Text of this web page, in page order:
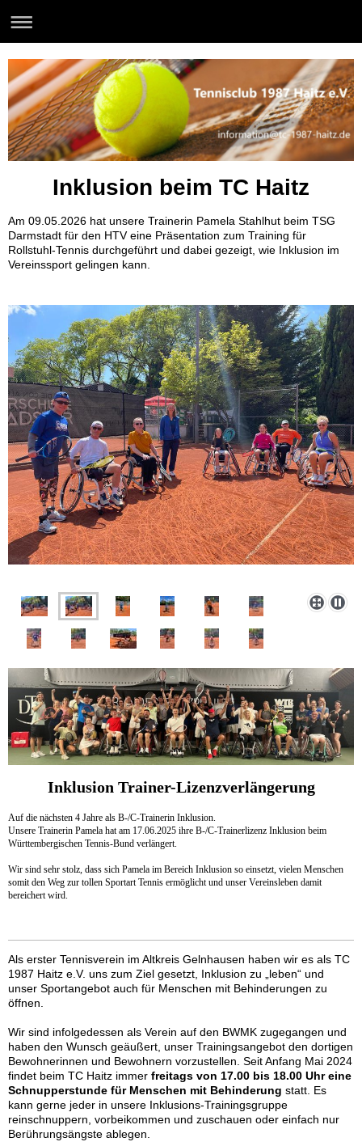
Inklusion beim TC Haitz
Am 09.05.2026 hat unsere Trainerin Pamela Stahlhut beim TSG
Darmstadt für den HTV eine Präsentation zum Training für
Rollstuhl-Tennis durchgeführt und dabei gezeigt, wie Inklusion im
Vereinssport gelingen kann.
Inklusion Trainer-Lizenzverlängerung
Auf die nächsten 4 Jahre als B-/C-Trainerin Inklusion.
Unsere Trainerin Pamela hat am 17.06.2025 ihre B-/C-Trainerlizenz Inklusion beim
Württembergischen Tennis-Bund verlängert.
Wir sind sehr stolz, dass sich Pamela im Bereich Inklusion so einsetzt, vielen Menschen
somit den Weg zur tollen Sportart Tennis ermöglicht und unser Vereinsleben damit
bereichert wird.
Als erster Tennisverein im Altkreis Gelnhausen haben wir es als TC
1987 Haitz e.V. uns zum Ziel gesetzt, Inklusion zu „leben“ und
unser Sportangebot auch für Menschen mit Behinderungen zu
öffnen.
Wir sind infolgedessen als Verein auf den BWMK zugegangen und
haben den Wunsch geäußert, unser Trainingsangebot den dortigen
Bewohnerinnen und Bewohnern vorzustellen. Seit Anfang Mai 2024
findet beim TC Haitz immer freitags von 17.00 bis 18.00 Uhr eine
Schnupperstunde für Menschen mit Behinderung statt. Es
kann gerne jeder in unsere Inklusions-Trainingsgruppe
reinschnuppern, vorbeikommen und zuschauen oder einfach nur
Berührungsängste ablegen.